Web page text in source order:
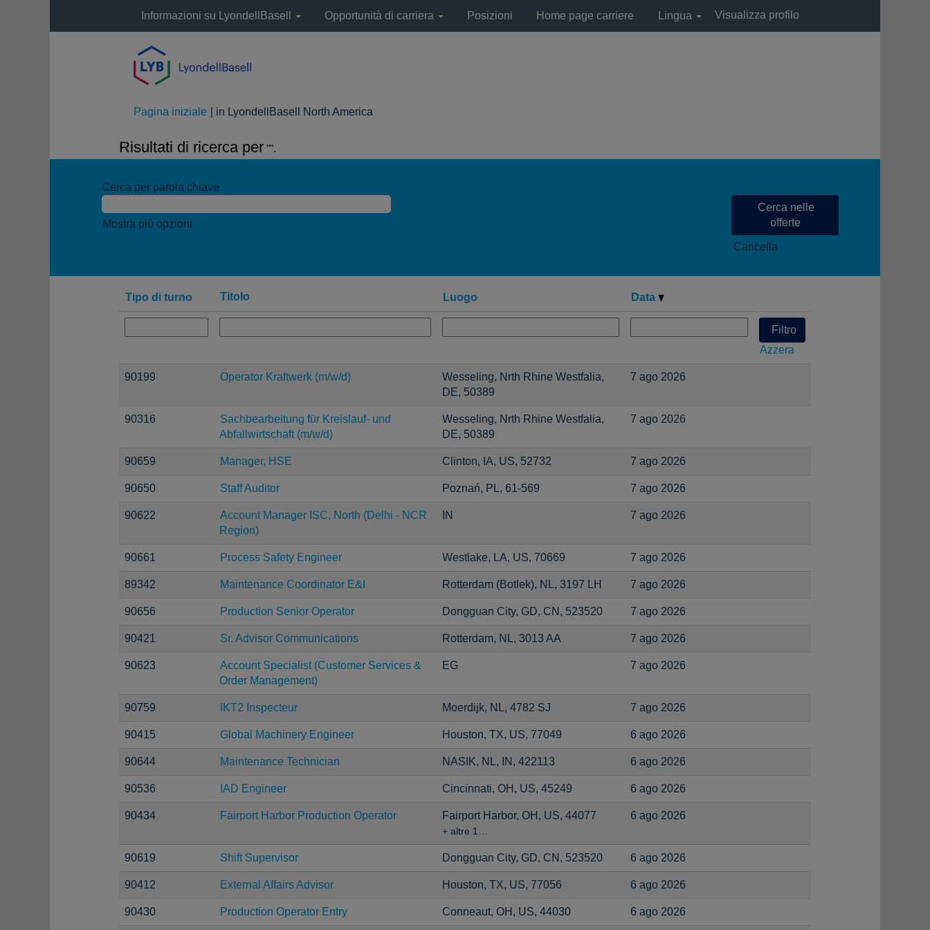
Informazioni su LyondellBasell Opportunità di carriera Posizioni Home page carriere Lingua Visualizza profilo
Pagina iniziale in LyondellBasell North America
Risultati di ricerca per "".
Cerca per parola chiave
Mostra più opzioni
Cancella
Tipo di turno Titolo Luogo Data
Azzera
90199 Operator Kraftwerk (m/w/d)
Wesseling, Nrth Rhine Westfalia,
DE, 50389
7 ago 2026
90316
Sachbearbeitung für Kreislauf- und
Abfallwirtschaft (m/w/d)
Wesseling, Nrth Rhine Westfalia,
DE, 50389
7 ago 2026
90659 Manager, HSE Clinton, IA, US, 52732 7 ago 2026
90650 Staff Auditor Poznań, PL, 61-569 7 ago 2026
90622
Account Manager ISC, North (Delhi - NCR
Region)
IN 7 ago 2026
90661 Process Safety Engineer Westlake, LA, US, 70669 7 ago 2026
89342 Maintenance Coordinator E&I Rotterdam (Botlek), NL, 3197 LH 7 ago 2026
90656 Production Senior Operator Dongguan City, GD, CN, 523520 7 ago 2026
90421 Sr. Advisor Communications Rotterdam, NL, 3013 AA 7 ago 2026
90623
Account Specialist (Customer Services &
Order Management)
EG 7 ago 2026
90759 IKT2 Inspecteur Moerdijk, NL, 4782 SJ 7 ago 2026
90415 Global Machinery Engineer Houston, TX, US, 77049 6 ago 2026
90644 Maintenance Technician NASIK, NL, IN, 422113 6 ago 2026
90536 IAD Engineer Cincinnati, OH, US, 45249 6 ago 2026
90434 Fairport Harbor Production Operator Fairport Harbor, OH, US, 44077
+ altre 1…
6 ago 2026
90619 Shift Supervisor Dongguan City, GD, CN, 523520 6 ago 2026
90412 External Affairs Advisor Houston, TX, US, 77056 6 ago 2026
90430 Production Operator Entry Conneaut, OH, US, 44030 6 ago 2026